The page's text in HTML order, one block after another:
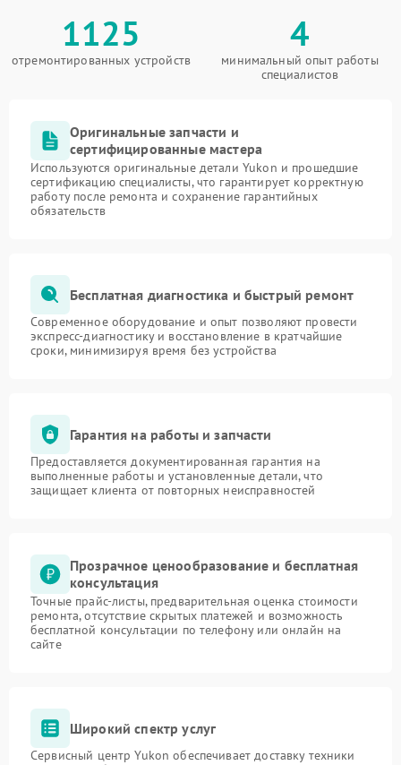
1125
отремонтированных устройств
4
минимальный опыт работы
специалистов
Оригинальные запчасти и
сертифицированные мастера
Используются оригинальные детали Yukon и прошедшие
сертификацию специалисты, что гарантирует корректную
работу после ремонта и сохранение гарантийных
обязательств
Бесплатная диагностика и быстрый ремонт
Современное оборудование и опыт позволяют провести
экспресс-диагностику и восстановление в кратчайшие
сроки, минимизируя время без устройства
Гарантия на работы и запчасти
Предоставляется документированная гарантия на
выполненные работы и установленные детали, что
защищает клиента от повторных неисправностей
Прозрачное ценообразование и бесплатная
консультация
Точные прайс-листы, предварительная оценка стоимости
ремонта, отсутствие скрытых платежей и возможность
бесплатной консультации по телефону или онлайн на
сайте
Широкий спектр услуг
Сервисный центр Yukon обеспечивает доставку техники